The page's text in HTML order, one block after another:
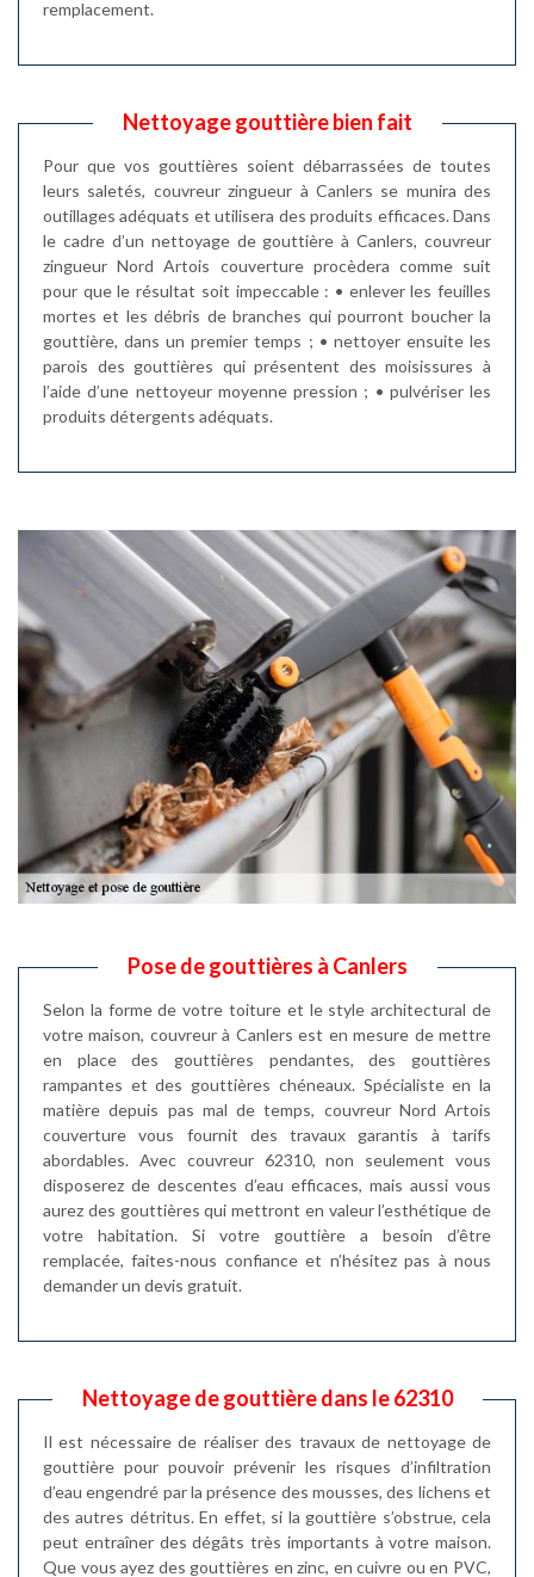
remplacement.
Nettoyage gouttière bien fait
Pour que vos gouttières soient débarrassées de toutes
leurs saletés, couvreur zingueur à Canlers se munira des
outillages adéquats et utilisera des produits efficaces. Dans
le cadre d’un nettoyage de gouttière à Canlers, couvreur
zingueur Nord Artois couverture procèdera comme suit
pour que le résultat soit impeccable : • enlever les feuilles
mortes et les débris de branches qui pourront boucher la
gouttière, dans un premier temps ; • nettoyer ensuite les
parois des gouttières qui présentent des moisissures à
l’aide d’une nettoyeur moyenne pression ; • pulvériser les
produits détergents adéquats.
Pose de gouttières à Canlers
Selon la forme de votre toiture et le style architectural de
votre maison, couvreur à Canlers est en mesure de mettre
en place des gouttières pendantes, des gouttières
rampantes et des gouttières chéneaux. Spécialiste en la
matière depuis pas mal de temps, couvreur Nord Artois
couverture vous fournit des travaux garantis à tarifs
abordables. Avec couvreur 62310, non seulement vous
disposerez de descentes d’eau efficaces, mais aussi vous
aurez des gouttières qui mettront en valeur l’esthétique de
votre habitation. Si votre gouttière a besoin d’être
remplacée, faites-nous confiance et n’hésitez pas à nous
demander un devis gratuit.
Nettoyage de gouttière dans le 62310
Il est nécessaire de réaliser des travaux de nettoyage de
gouttière pour pouvoir prévenir les risques d’infiltration
d’eau engendré par la présence des mousses, des lichens et
des autres détritus. En effet, si la gouttière s’obstrue, cela
peut entraîner des dégâts très importants à votre maison.
Que vous ayez des gouttières en zinc, en cuivre ou en PVC,